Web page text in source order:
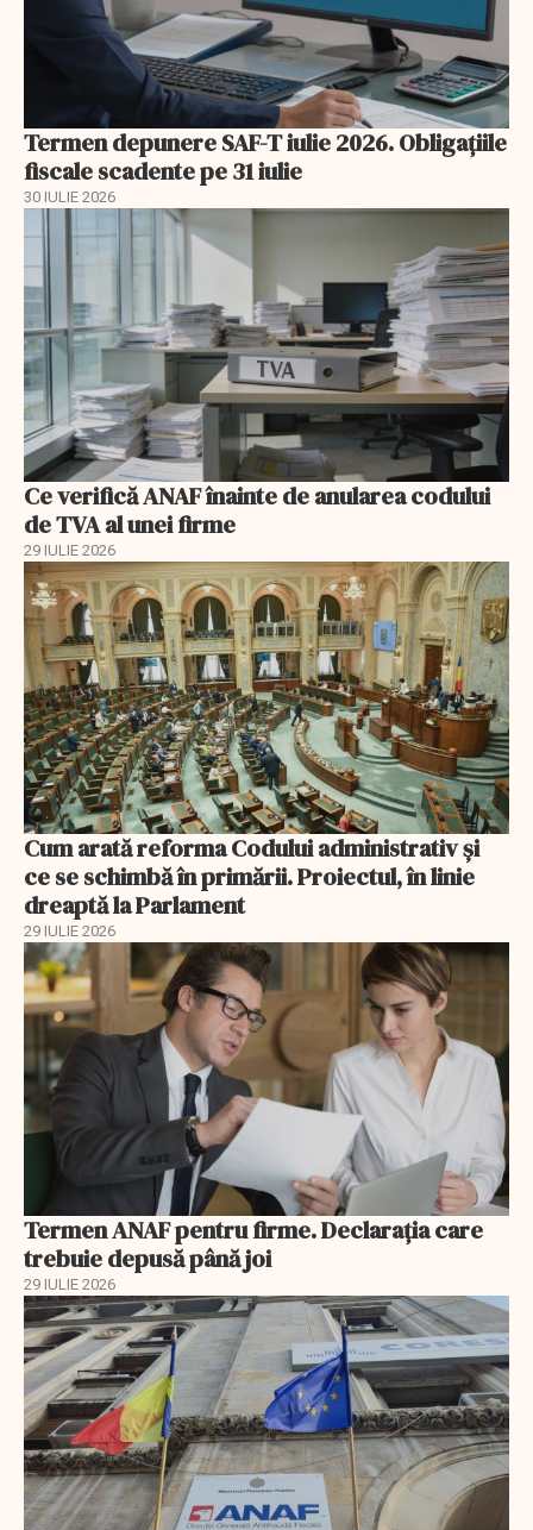
Termen depunere SAF-T iulie 2026. Obligațiile
fiscale scadente pe 31 iulie
30 IULIE 2026
Ce verifică ANAF înainte de anularea codului
de TVA al unei firme
29 IULIE 2026
Cum arată reforma Codului administrativ și
ce se schimbă în primării. Proiectul, în linie
dreaptă la Parlament
29 IULIE 2026
Termen ANAF pentru firme. Declarația care
trebuie depusă până joi
29 IULIE 2026